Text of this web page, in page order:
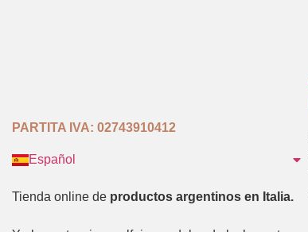
PARTITA IVA: 02743910412
Español
Italiano
Tienda online de productos argentinos en Italia.